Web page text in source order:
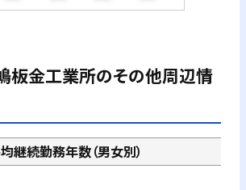
板金工業所のその他周辺情
継続勤務年数（男女別）